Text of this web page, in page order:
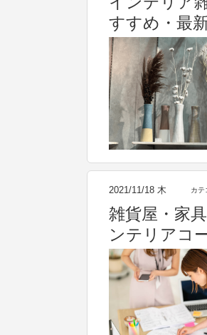
すすめ・最
2021/11/18 木 カテ
雑貨屋・家
ンテリアコ